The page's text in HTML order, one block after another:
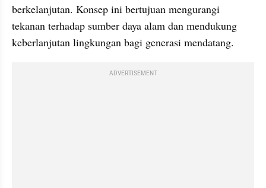
berkelanjutan. Konsep ini bertujuan mengurangi
tekanan terhadap sumber daya alam dan mendukung
keberlanjutan lingkungan bagi generasi mendatang.
ADVERTISEMENT